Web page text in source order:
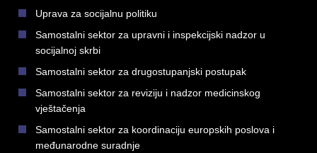
Uprava za socijalnu politiku
Samostalni sektor za upravni i inspekcijski nadzor u
socijalnoj skrbi
Samostalni sektor za drugostupanjski postupak
Samostalni sektor za reviziju i nadzor medicinskog
vještačenja
Samostalni sektor za koordinaciju europskih poslova i
međunarodne suradnje